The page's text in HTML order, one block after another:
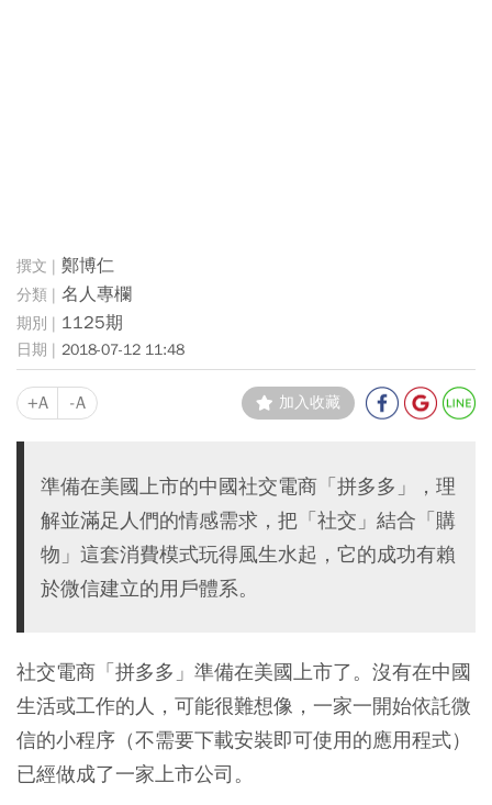
鄭博仁
名人專欄
1125期
2018-07-12 11:48
+A -A 加入收藏
準備在美國上市的中國社交電商「拼多多」，理
解並滿足人們的情感需求，把「社交」結合「購
物」這套消費模式玩得風生水起，它的成功有賴
於微信建立的用戶體系。
社交電商「拼多多」準備在美國上市了。沒有在中國
生活或工作的人，可能很難想像，一家一開始依託微
信的小程序（不需要下載安裝即可使用的應用程式）
已經做成了一家上市公司。